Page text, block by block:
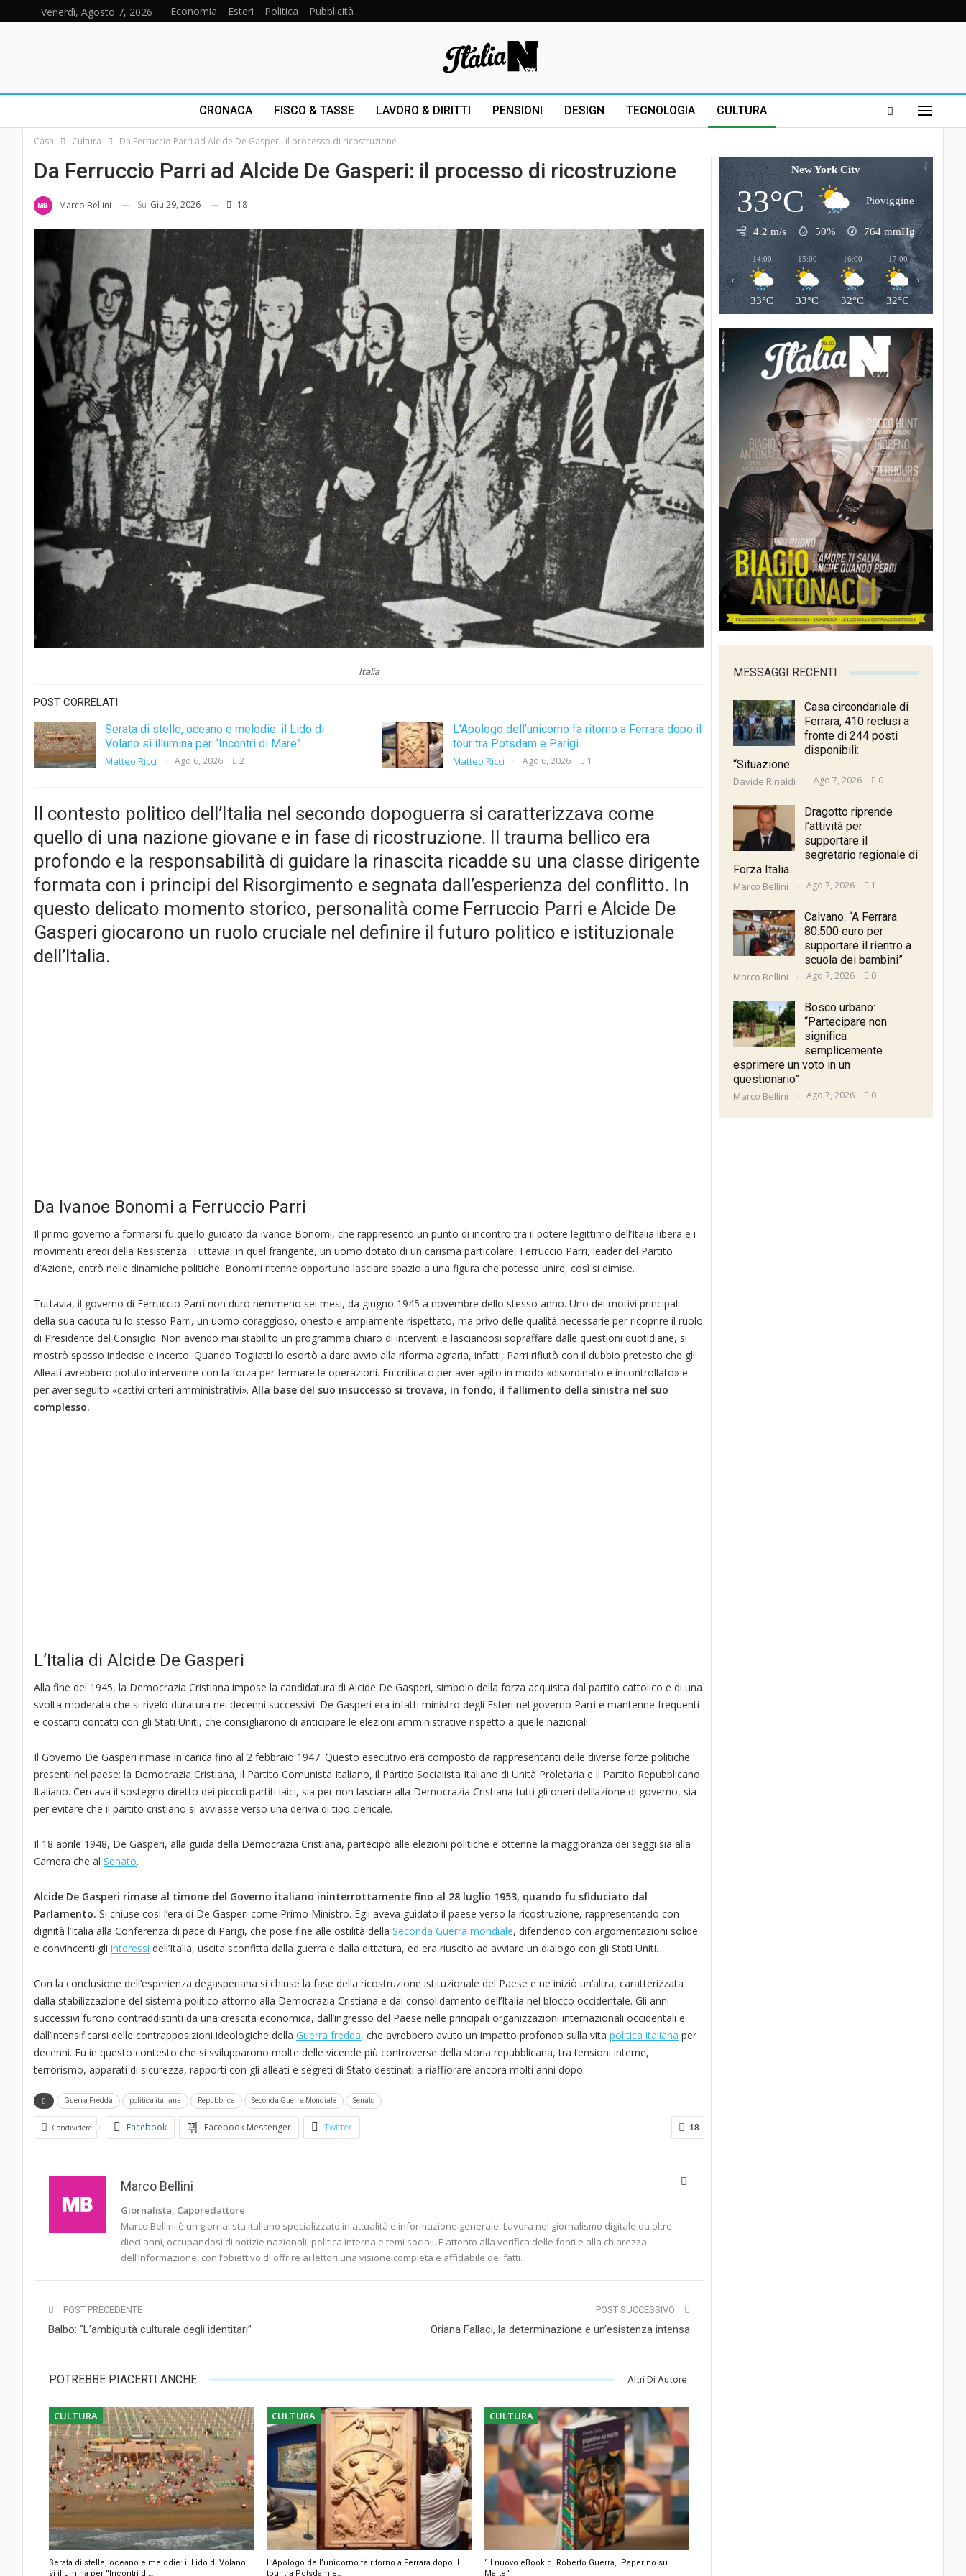
Venerdì, Agosto 7, 2026 Economia Esteri Politica Pubblicità
CRONACA FISCO & TASSE LAVORO & DIRITTI PENSIONI DESIGN TECNOLOGIA CULTURA
Casa Cultura Da Ferruccio Parri ad Alcide De Gasperi: il processo di ricostruzione
Da Ferruccio Parri ad Alcide De Gasperi: il processo di ricostruzione
Marco Bellini Su Giu 29, 2026 18
Italia
POST CORRELATI
Serata di stelle, oceano e melodie: il Lido di
Volano si illumina per “Incontri di Mare”
Matteo Ricci Ago 6, 2026 2
L’Apologo dell’unicorno fa ritorno a Ferrara dopo il
tour tra Potsdam e Parigi.
Matteo Ricci Ago 6, 2026 1
Il contesto politico dell’Italia nel secondo dopoguerra si caratterizzava come
quello di una nazione giovane e in fase di ricostruzione. Il trauma bellico era
profondo e la responsabilità di guidare la rinascita ricadde su una classe dirigente
formata con i principi del Risorgimento e segnata dall’esperienza del conflitto. In
questo delicato momento storico, personalità come Ferruccio Parri e Alcide De
Gasperi giocarono un ruolo cruciale nel definire il futuro politico e istituzionale
dell’Italia.
Da Ivanoe Bonomi a Ferruccio Parri
Il primo governo a formarsi fu quello guidato da Ivanoe Bonomi, che rappresentò un punto di incontro tra il potere legittimo dell’Italia libera e i
movimenti eredi della Resistenza. Tuttavia, in quel frangente, un uomo dotato di un carisma particolare, Ferruccio Parri, leader del Partito
d’Azione, entrò nelle dinamiche politiche. Bonomi ritenne opportuno lasciare spazio a una figura che potesse unire, così si dimise.
Tuttavia, il governo di Ferruccio Parri non durò nemmeno sei mesi, da giugno 1945 a novembre dello stesso anno. Uno dei motivi principali
della sua caduta fu lo stesso Parri, un uomo coraggioso, onesto e ampiamente rispettato, ma privo delle qualità necessarie per ricoprire il ruolo
di Presidente del Consiglio. Non avendo mai stabilito un programma chiaro di interventi e lasciandosi sopraffare dalle questioni quotidiane, si
mostrò spesso indeciso e incerto. Quando Togliatti lo esortò a dare avvio alla riforma agraria, infatti, Parri rifiutò con il dubbio pretesto che gli
Alleati avrebbero potuto intervenire con la forza per fermare le operazioni. Fu criticato per aver agito in modo «disordinato e incontrollato» e
per aver seguito «cattivi criteri amministrativi». Alla base del suo insuccesso si trovava, in fondo, il fallimento della sinistra nel suo
complesso.
L’Italia di Alcide De Gasperi
Alla fine del 1945, la Democrazia Cristiana impose la candidatura di Alcide De Gasperi, simbolo della forza acquisita dal partito cattolico e di una
svolta moderata che si rivelò duratura nei decenni successivi. De Gasperi era infatti ministro degli Esteri nel governo Parri e mantenne frequenti
e costanti contatti con gli Stati Uniti, che consigliarono di anticipare le elezioni amministrative rispetto a quelle nazionali.
Il Governo De Gasperi rimase in carica fino al 2 febbraio 1947. Questo esecutivo era composto da rappresentanti delle diverse forze politiche
presenti nel paese: la Democrazia Cristiana, il Partito Comunista Italiano, il Partito Socialista Italiano di Unità Proletaria e il Partito Repubblicano
Italiano. Cercava il sostegno diretto dei piccoli partiti laici, sia per non lasciare alla Democrazia Cristiana tutti gli oneri dell’azione di governo, sia
per evitare che il partito cristiano si avviasse verso una deriva di tipo clericale.
Il 18 aprile 1948, De Gasperi, alla guida della Democrazia Cristiana, partecipò alle elezioni politiche e ottenne la maggioranza dei seggi sia alla
Camera che al Senato.
Alcide De Gasperi rimase al timone del Governo italiano ininterrottamente fino al 28 luglio 1953, quando fu sfiduciato dal
Parlamento. Si chiuse così l’era di De Gasperi come Primo Ministro. Egli aveva guidato il paese verso la ricostruzione, rappresentando con
dignità l’Italia alla Conferenza di pace di Parigi, che pose fine alle ostilità della Seconda Guerra mondiale, difendendo con argomentazioni solide
e convincenti gli interessi dell’Italia, uscita sconfitta dalla guerra e dalla dittatura, ed era riuscito ad avviare un dialogo con gli Stati Uniti.
Con la conclusione dell’esperienza degasperiana si chiuse la fase della ricostruzione istituzionale del Paese e ne iniziò un’altra, caratterizzata
dalla stabilizzazione del sistema politico attorno alla Democrazia Cristiana e dal consolidamento dell’Italia nel blocco occidentale. Gli anni
successivi furono contraddistinti da una crescita economica, dall’ingresso del Paese nelle principali organizzazioni internazionali occidentali e
dall’intensificarsi delle contrapposizioni ideologiche della Guerra fredda, che avrebbero avuto un impatto profondo sulla vita politica italiana per
decenni. Fu in questo contesto che si svilupparono molte delle vicende più controverse della storia repubblicana, tra tensioni interne,
terrorismo, apparati di sicurezza, rapporti con gli alleati e segreti di Stato destinati a riaffiorare ancora molti anni dopo.
Guerra Fredda politica italiana Repubblica Seconda Guerra Mondiale Senato
18
Condividere Facebook Facebook Messenger Twitter
Marco Bellini
Giornalista, Caporedattore
Marco Bellini è un giornalista italiano specializzato in attualità e informazione generale. Lavora nel giornalismo digitale da oltre
dieci anni, occupandosi di notizie nazionali, politica interna e temi sociali. È attento alla verifica delle fonti e alla chiarezza
dell’informazione, con l’obiettivo di offrire ai lettori una visione completa e affidabile dei fatti.
POST PRECEDENTE
Balbo: “L’ambiguità culturale degli identitari”
POST SUCCESSIVO
Oriana Fallaci, la determinazione e un’esistenza intensa
POTREBBE PIACERTI ANCHE Altri Di Autore
CULTURA
Serata di stelle, oceano e melodie: il Lido di Volano
si illumina per “Incontri di…
CULTURA
L’Apologo dell’unicorno fa ritorno a Ferrara dopo il
tour tra Potsdam e…
CULTURA
“Il nuovo eBook di Roberto Guerra, ‘Paperino su
Marte'”
New York City
33°C Pioviggine
4.2 m/s 50% 764mmHg
14:00
33°C
15:00
33°C
16:00
32°C
17:00
32°C
‹ ›
MESSAGGI RECENTI
Casa circondariale di
Ferrara, 410 reclusi a
fronte di 244 posti
disponibili:
“Situazione…
Davide Rinaldi Ago 7, 2026 0
Dragotto riprende
l’attività per
supportare il
segretario regionale di
Forza Italia.
Marco Bellini Ago 7, 2026 1
Calvano: “A Ferrara
80.500 euro per
supportare il rientro a
scuola dei bambini”
Marco Bellini Ago 7, 2026 0
Bosco urbano:
“Partecipare non
significa
semplicemente
esprimere un voto in un
questionario”
Marco Bellini Ago 7, 2026 0